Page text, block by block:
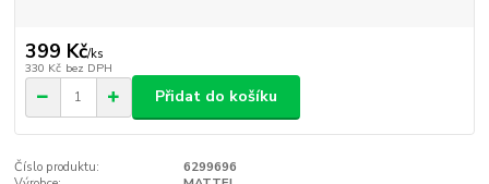
399 Kč/ks
330 Kč bez DPH
Přidat do košíku
Číslo produktu:
6299696